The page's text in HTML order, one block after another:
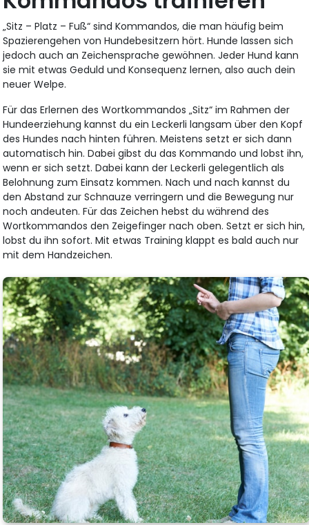
„Sitz – Platz – Fuß“ sind Kommandos, die man häufig beim
Spazierengehen von Hundebesitzern hört. Hunde lassen sich
jedoch auch an Zeichensprache gewöhnen. Jeder Hund kann
sie mit etwas Geduld und Konsequenz lernen, also auch dein
neuer Welpe.
Für das Erlernen des Wortkommandos „Sitz“ im Rahmen der
Hundeerziehung kannst du ein Leckerli langsam über den Kopf
des Hundes nach hinten führen. Meistens setzt er sich dann
automatisch hin. Dabei gibst du das Kommando und lobst ihn,
wenn er sich setzt. Dabei kann der Leckerli gelegentlich als
Belohnung zum Einsatz kommen. Nach und nach kannst du
den Abstand zur Schnauze verringern und die Bewegung nur
noch andeuten. Für das Zeichen hebst du während des
Wortkommandos den Zeigefinger nach oben. Setzt er sich hin,
lobst du ihn sofort. Mit etwas Training klappt es bald auch nur
mit dem Handzeichen.